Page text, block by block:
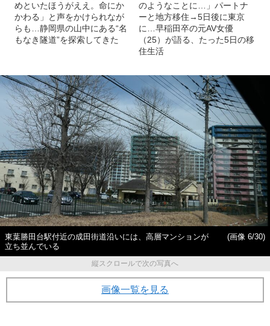
めといたほうがええ。命にか
かわる」と声をかけられなが
らも…静岡県の山中にある“名
もなき隧道”を探索してきた
のようなことに…」パートナ
ーと地方移住→5日後に東京
に…早稲田卒の元AV女優
（25）が語る、たった5日の移
住生活
東葉勝田台駅付近の成田街道沿いには、高層マンションが
立ち並んでいる
(画像 6/30)
縦スクロールで次の写真へ
画像一覧を見る